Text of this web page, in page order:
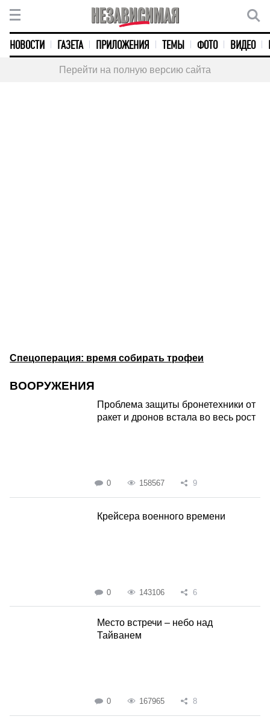
НОВОСТИ ГАЗЕТА ПРИЛОЖЕНИЯ ТЕМЫ ФОТО ВИДЕО
Перейти на полную версию сайта
Спецоперация: время собирать трофеи
ВООРУЖЕНИЯ
Проблема защиты бронетехники от
ракет и дронов встала во весь рост
0 158567 9
Крейсера военного времени
0 143106 6
Место встречи – небо над
Тайванем
0 167965 8